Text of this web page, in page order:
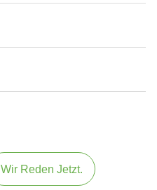
Wir Reden Jetzt.